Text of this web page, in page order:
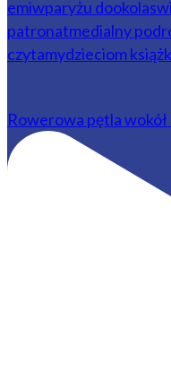
Rowerowa pętla